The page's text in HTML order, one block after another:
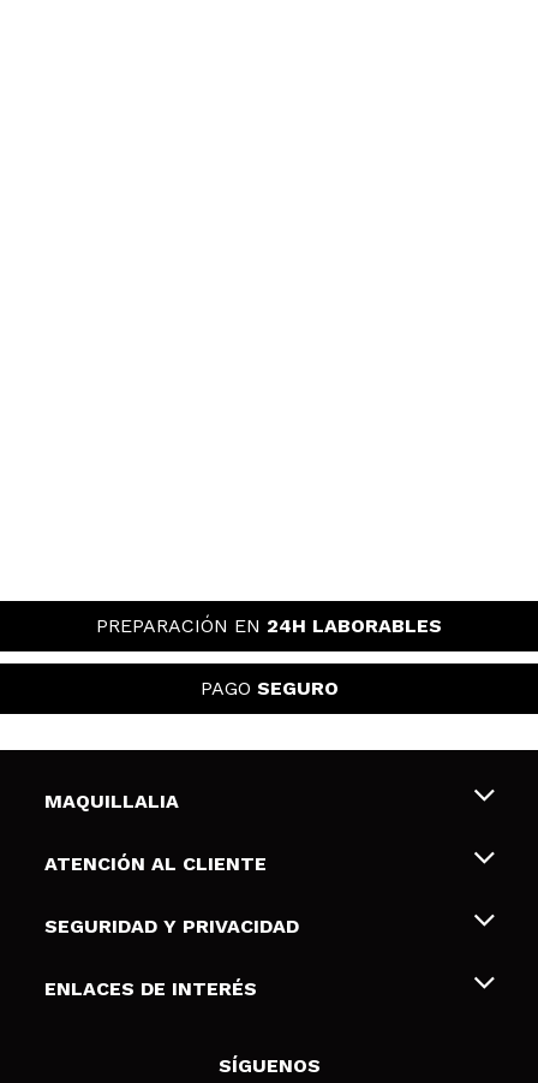
PREPARACIÓN EN 24H LABORABLES
PAGO SEGURO
MAQUILLALIA
Sobre nosotros
Tarjetas de Regalo
ATENCIÓN AL CLIENTE
Envíos y devoluciones
Formas de pago
SEGURIDAD Y PRIVACIDAD
Terminos y condiciones de uso
Política de cookies
ENLACES DE INTERÉS
SÍGUENOS